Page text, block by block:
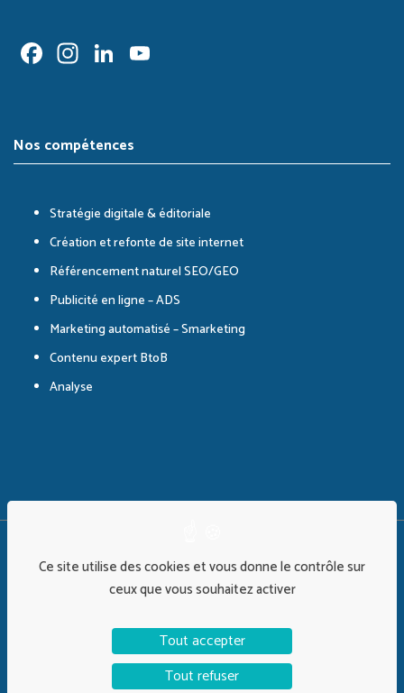
Facebook
Instagram
LinkedIn
Nos compétences
Stratégie digitale & éditoriale
Création et refonte de site internet
Référencement naturel SEO/GEO
Publicité en ligne – ADS
Marketing automatisé – Smarketing
Contenu expert BtoB
Analyse
©Alix&Co 2026 | Design :Timothy Largeron
Politique de confidentialité
Mentions Légales
Plan de site
Ce site utilise des cookies et vous donne le contrôle sur
ceux que vous souhaitez activer
Tout accepter
Tout refuser